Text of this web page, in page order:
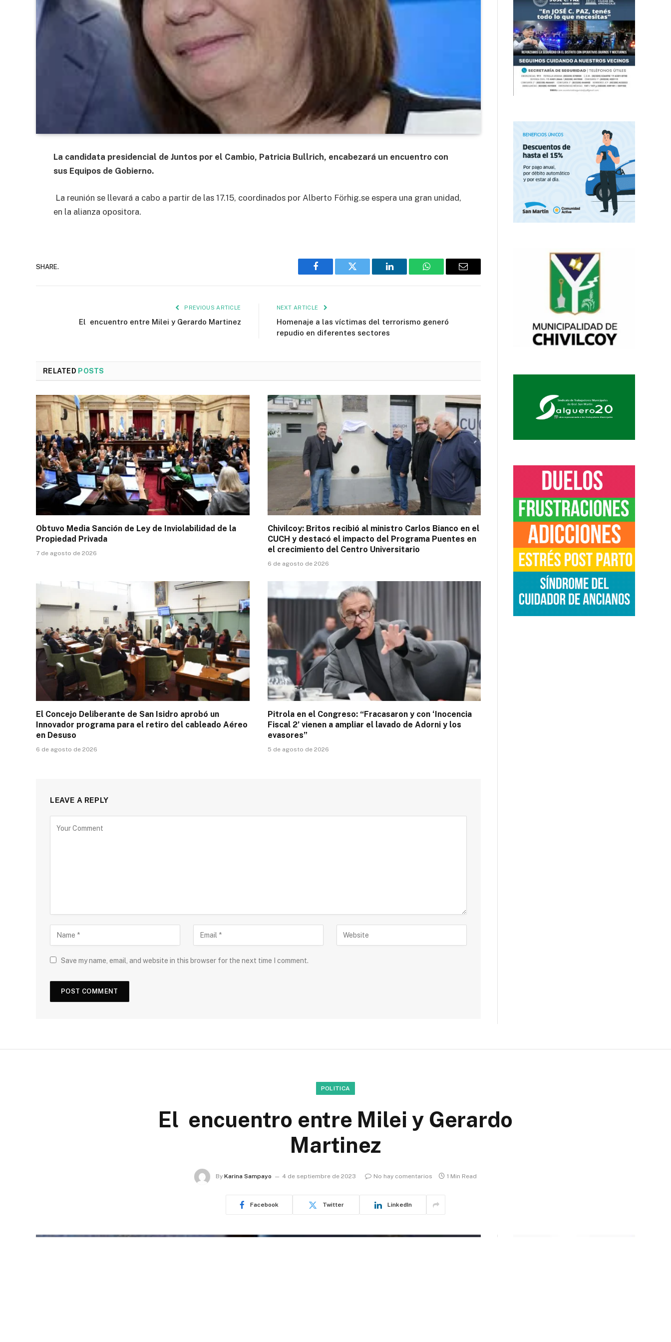
La candidata presidencial de Juntos por el Cambio, Patricia Bullrich, encabezará un encuentro con
sus Equipos de Gobierno.
La reunión se llevará a cabo a partir de las 17.15, coordinados por Alberto Förhig.se espera una gran unidad,
en la alianza opositora.
SHARE.
Facebook Twitter LinkedIn WhatsAppEmail
PREVIOUS ARTICLE
El encuentro entre Milei y Gerardo Martinez
NEXT ARTICLE
Homenaje a las víctimas del terrorismo generó
repudio en diferentes sectores
RELATED POSTS
Obtuvo Media Sanción de Ley de Inviolabilidad de la
Propiedad Privada
7 de agosto de 2026
Chivilcoy: Britos recibió al ministro Carlos Bianco en el
CUCH y destacó el impacto del Programa Puentes en
el crecimiento del Centro Universitario
6 de agosto de 2026
El Concejo Deliberante de San Isidro aprobó un
Innovador programa para el retiro del cableado Aéreo
en Desuso
6 de agosto de 2026
Pitrola en el Congreso: “Fracasaron y con ‘Inocencia
Fiscal 2’ vienen a ampliar el lavado de Adorni y los
evasores”
5 de agosto de 2026
LEAVE A REPLY
Save my name, email, and website in this browser for the next time I comment.
POLITICA
El encuentro entre Milei y Gerardo
Martinez
By Karina Sampayo 4 de septiembre de 2023 No hay comentarios 1 Min Read
Facebook Twitter LinkedIn